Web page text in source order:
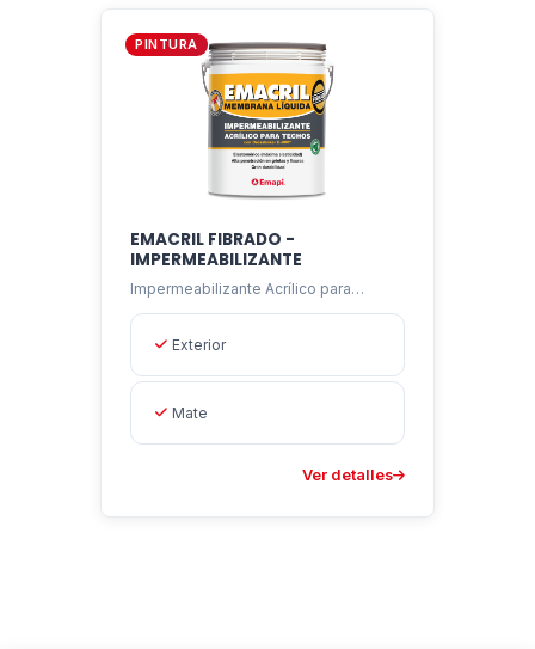
PINTURA
EMACRIL FIBRADO -
IMPERMEABILIZANTE
Impermeabilizante Acrílico para
Exterior
Mate
Ver detalles